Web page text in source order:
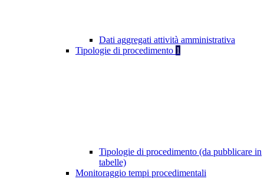
Dati aggregati attività amministrativa
Tipologie di procedimento 1
Tipologie di procedimento (da pubblicare in
tabelle)
Monitoraggio tempi procedimentali